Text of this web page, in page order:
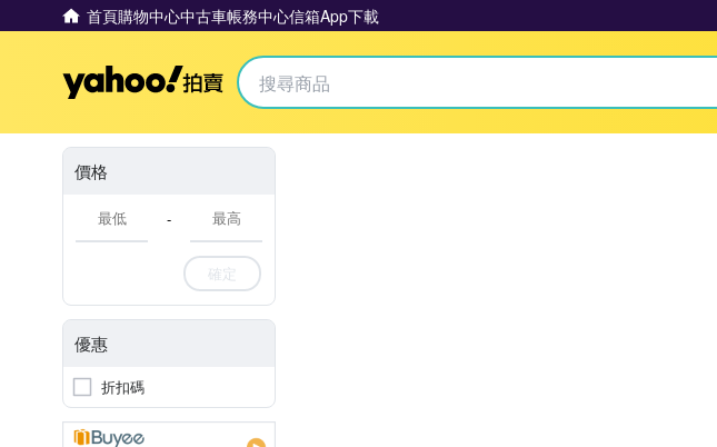
首頁購物中心中古車帳務中心信箱App下載
Yahoo拍賣
價格
-
確定
優惠
折扣碼